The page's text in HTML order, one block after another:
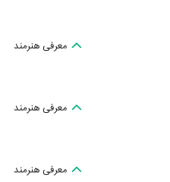
معرفی هنرمند
معرفی هنرمند
معرفی هنرمند